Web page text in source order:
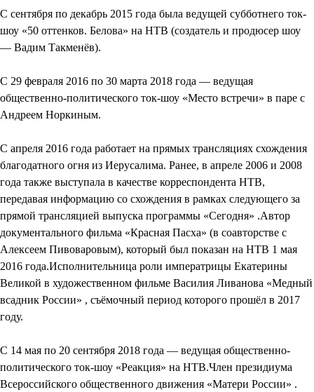
С сентября по декабрь 2015 года была ведущей субботнего ток-
шоу «50 оттенков. Белова» на НТВ (создатель и продюсер шоу
— Вадим Такменёв).
С 29 февраля 2016 по 30 марта 2018 года — ведущая
общественно-политического ток-шоу «Место встречи» в паре с
Андреем Норкиным.
С апреля 2016 года работает на прямых трансляциях схождения
благодатного огня из Иерусалима. Ранее, в апреле 2006 и 2008
года также выступала в качестве корреспондента НТВ,
передавая информацию со схождения в рамках следующего за
прямой трансляцией выпуска программы «Сегодня» .Автор
документального фильма «Красная Пасха» (в соавторстве с
Алексеем Пивоваровым), который был показан на НТВ 1 мая
2016 года.Исполнительница роли императрицы Екатерины
Великой в художественном фильме Василия Ливанова «Медный
всадник России» , съёмочный период которого прошёл в 2017
году.
С 14 мая по 20 сентября 2018 года — ведущая общественно-
политического ток-шоу «Реакция» на НТВ.Член президиума
Всероссийского общественного движения «Матери России» .